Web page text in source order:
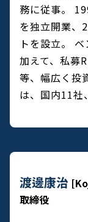
務に従事。
を独立開業、
トを設立。
加えて、私募
等、幅広く投
は、国内11社
渡邊康治
取締役